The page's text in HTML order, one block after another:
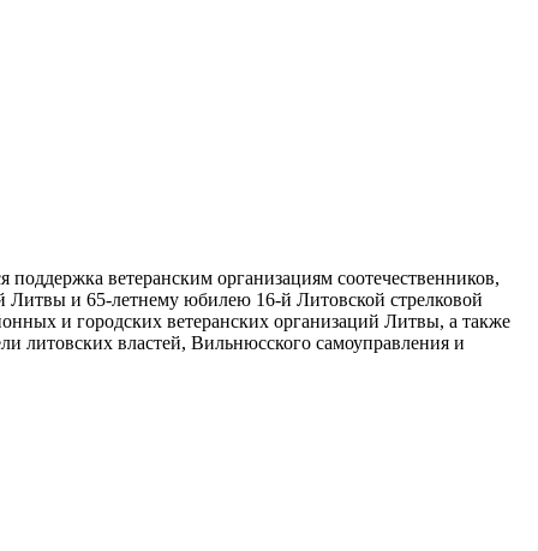
ветеранским организациям соотечественников,
и 65-летнему юбилею 16-й Литовской стрелковой
и городских ветеранских организаций Литвы, а также
литовских властей, Вильнюсского самоуправления и